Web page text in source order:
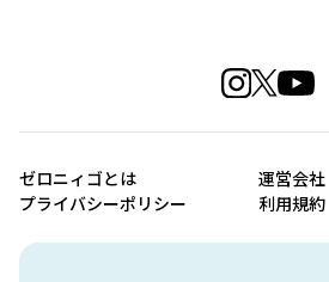
ゼロニィゴとは
運営会社
プライバシーポリシー
利用規約